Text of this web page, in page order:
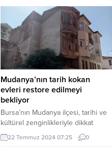
Mudanya’nın tarih kokan
evleri restore edilmeyi
bekliyor
Bursa’nın Mudanya ilçesi, tarihi ve
kültürel zenginlikleriyle dikkat
çeken bir bölge olarak biliniyor.
Mudanya’nın tarihi evleri
22 Temmuz 2024 07:25 0